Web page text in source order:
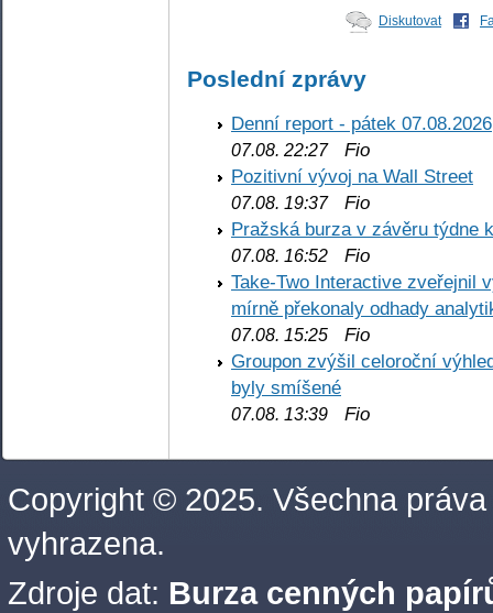
Diskutovat
Poslední zprávy
Denní report - pátek 07.08.2026
07.08. 22:27Fio
Pozitivní vývoj na Wall Street
07.08. 19:37Fio
Pražská burza v závěru týdne
07.08. 16:52 Fio
Take-Two Interactive zveřejnil
mírně překonaly odhady
07.08. 15:25 Fio
Groupon zvýšil celoroční
byly smíšené
07.08. 13:39 Fio
Copyright © 2025. Všechna práva
vyhrazena.
Zdroje dat: Burza cenných